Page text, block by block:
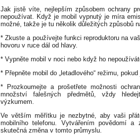
Jak jistě víte, nejlepším způsobem ochrany
nepoužívat. Když je mobil vypnutý je míra
možné, takže je tu několik důležitých způsobů
* Zkuste a používejte funkci reproduktoru na
hovoru v ruce dál od hlavy.
* Vypněte mobil v noci nebo když ho
* Přepněte mobil do „letadlového“ režimu,
* Prozkoumejte a prošetřete možnosti
množství falešných předmětů, vždy
výzkumem.
Ve větším měřítku je nezbytné, aby vaši
mobilního telefonu. Vytvářením povědomí
skutečná změna v tomto průmyslu.